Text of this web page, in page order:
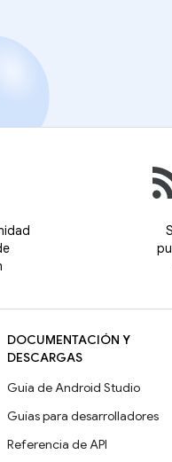
DOCUMENTACIÓN Y
DESCARGAS
Guía de Android Studio
Guías para desarrolladores
Referencia de API